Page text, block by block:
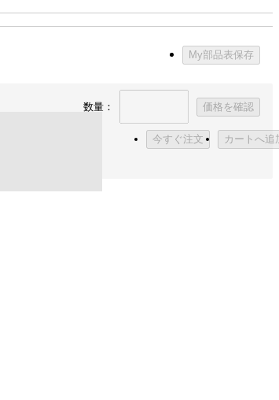
My部品表保存
数量： 価格を確認
今すぐ注文 カートへ追